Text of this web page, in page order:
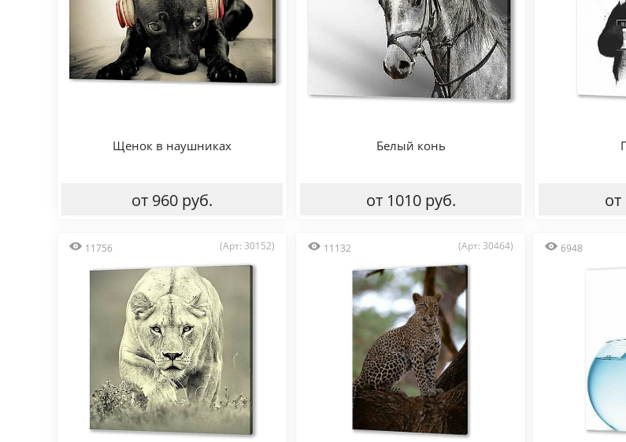
Щенок в наушниках
от 960 руб.
Белый конь
от 1010 руб.
11756 (Арт: 30152) 11132 (Арт: 30464) 6948